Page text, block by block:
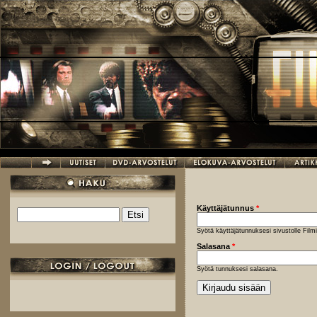
Hyppää pääsisältöön
Hakulomake
Käyttäjätunnus *
Syötä käyttäjätunnuksesi sivustolle
Salasana *
Syötä tunnuksesi salasana.